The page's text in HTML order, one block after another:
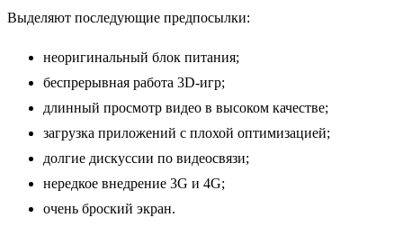
Выделяют последующие предпосылки:
неоригинальный блок питания;
беспрерывная работа 3D-игр;
длинный просмотр видео в высоком качестве;
загрузка приложений с плохой оптимизацией;
долгие дискуссии по видеосвязи;
нередкое внедрение 3G и 4G;
очень броский экран.